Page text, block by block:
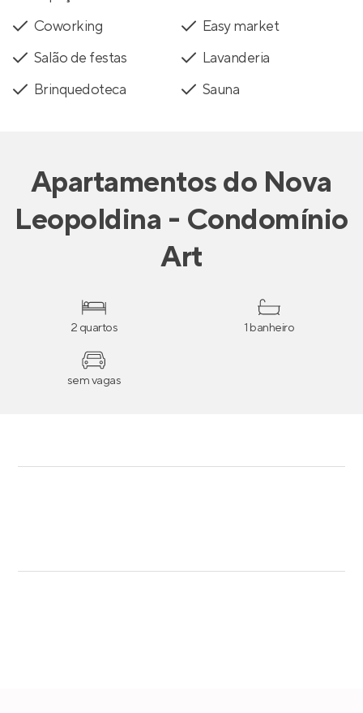
Coworking
Easy market
Salão de festas
Lavanderia
Brinquedoteca
Sauna
Apartamentosdo Nova
Leopoldina - Condomínio
Art
2 quartos 1 banheiro
sem vagas